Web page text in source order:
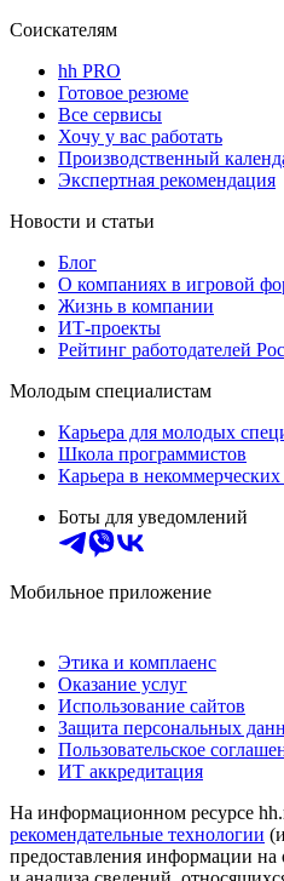
Соискателям
hh PRO
Готовое резюме
Все сервисы
Хочу у вас работать
Производственный
Экспертная рекомендация
Новости и статьи
Блог
О компаниях в игровой
Жизнь в компании
ИТ-проекты
Рейтинг работодателей
Молодым специалистам
Карьера для молодых
Школа программистов
Карьера в
Боты для уведомлений
Мобильное приложение
Этика и комплаенс
Оказание услуг
Использование сайтов
Защита персональных
Пользовательское
ИТ аккредитация
На информационном ресурсе
рекомендательные технологии
предоставления информации на